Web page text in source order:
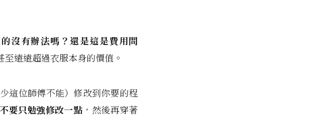
的沒有辦法嗎？還是這是費用問
遠遠超過衣服本身的價值。
這位師傅不能）修改到你要的程
要只勉強修改一點 ，然後再穿著